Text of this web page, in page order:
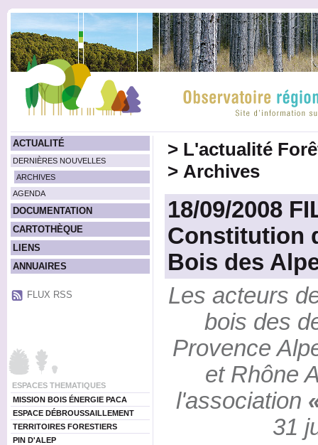
ACTUALITÉ
DERNIÈRES NOUVELLES
ARCHIVES
AGENDA
DOCUMENTATION
CARTOTHÈQUE
LIENS
ANNUAIRES
FLUX RSS
ESPACES THEMATIQUES
MISSION BOIS ÉNERGIE PACA
ESPACE DÉBROUSSAILLEMENT
TERRITOIRES FORESTIERS
PIN D'ALEP
> L'actualité
> Archives
18/09/2008
Constitution
Bois des
Les acteurs
bois des
Provence
et Rhône
l'association
31